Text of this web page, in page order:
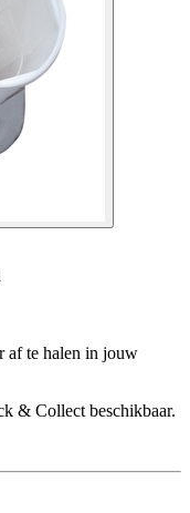
af te halen in jouw
& Collect beschikbaar.